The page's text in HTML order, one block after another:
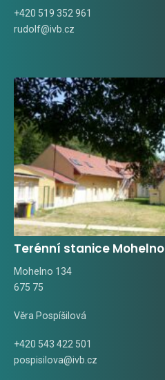
+420 519 352 961
rudolf@ivb.cz
Terénní stanice Mohelno
Mohelno 134
675 75
Věra Pospíšilová
+420 543 422 501
pospisilova@ivb.cz